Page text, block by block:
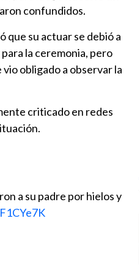
confundidos.
su actuar se debió a
la ceremonia, pero
vio obligado a observar la
criticado en redes
a su padre por hielos y